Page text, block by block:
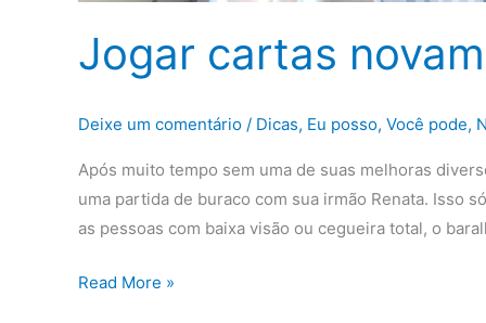
Jogar cartas
Deixe um comentário / Dicas, Eu posso, Você pode,
Após muito tempo sem uma de suas melhoras
uma partida de buraco com sua irmão Renata. Isso
as pessoas com baixa visão ou cegueira total, o
Read More »